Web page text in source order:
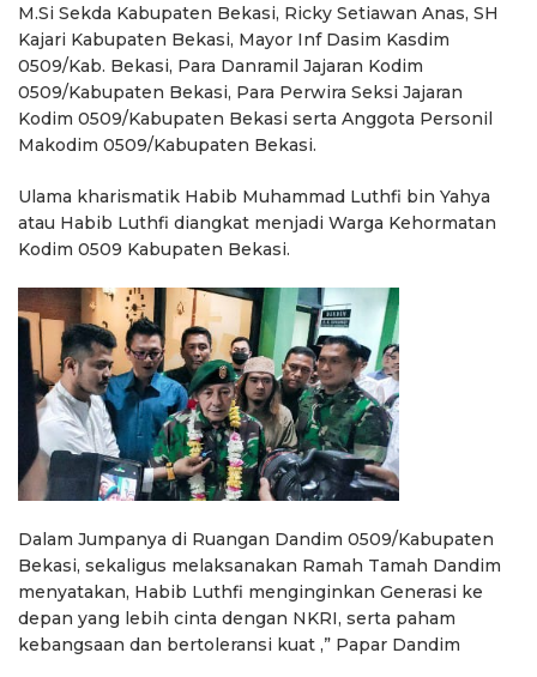
M.Si Sekda Kabupaten Bekasi, Ricky Setiawan Anas, SH
Kajari Kabupaten Bekasi, Mayor Inf Dasim Kasdim
0509/Kab. Bekasi, Para Danramil Jajaran Kodim
0509/Kabupaten Bekasi, Para Perwira Seksi Jajaran
Kodim 0509/Kabupaten Bekasi serta Anggota Personil
Makodim 0509/Kabupaten Bekasi.
Ulama kharismatik Habib Muhammad Luthfi bin Yahya
atau Habib Luthfi diangkat menjadi Warga Kehormatan
Kodim 0509 Kabupaten Bekasi.
Dalam Jumpanya di Ruangan Dandim 0509/Kabupaten
Bekasi, sekaligus melaksanakan Ramah Tamah Dandim
menyatakan, Habib Luthfi menginginkan Generasi ke
depan yang lebih cinta dengan NKRI, serta paham
kebangsaan dan bertoleransi kuat ,” Papar Dandim